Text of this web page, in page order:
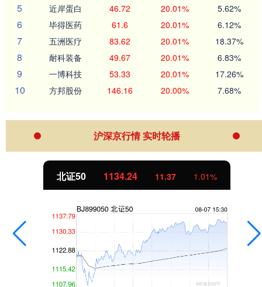
5 近岸蛋白 46.72 20.01% 5.62%
6 毕得医药 61.6 20.01% 6.12%
7 五洲医疗 83.62 20.01% 18.37%
8 耐科装备 49.67 20.01% 6.83%
9 一博科技 53.33 20.01% 17.26%
10 方邦股份 146.16 20.00% 7.68%
沪深京行情 实时轮播
北证50 1134.24 11.37 1.01%